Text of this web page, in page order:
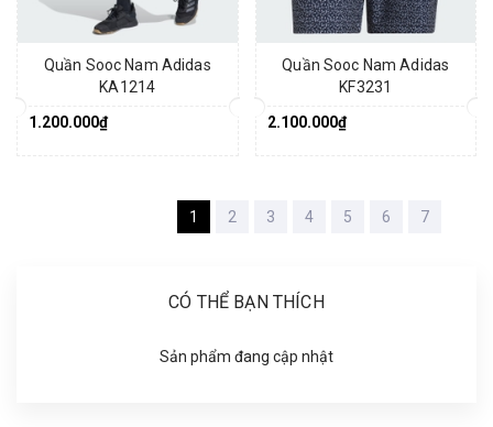
Quần Sooc Nam Adidas
KA1214
1.200.000₫
Quần Sooc Nam Adidas
KF3231
2.100.000₫
1 2 3 4 5 6 7
CÓ THỂ BẠN THÍCH
Sản phẩm đang cập nhật